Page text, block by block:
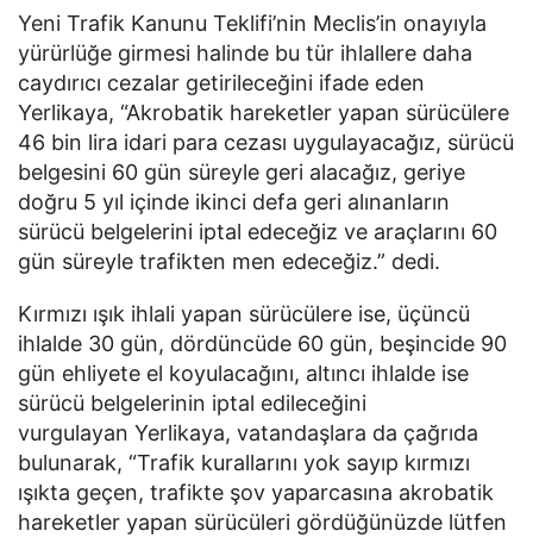
Yeni Trafik Kanunu Teklifi’nin Meclis’in onayıyla
yürürlüğe girmesi halinde bu tür ihlallere daha
caydırıcı cezalar getirileceğini ifade eden
Yerlikaya, “Akrobatik hareketler yapan sürücülere
46 bin lira idari para cezası uygulayacağız, sürücü
belgesini 60 gün süreyle geri alacağız, geriye
doğru 5 yıl içinde ikinci defa geri alınanların
sürücü belgelerini iptal edeceğiz ve araçlarını 60
gün süreyle trafikten men edeceğiz.” dedi.
Kırmızı ışık ihlali yapan sürücülere ise, üçüncü
ihlalde 30 gün, dördüncüde 60 gün, beşincide 90
gün ehliyete el koyulacağını, altıncı ihlalde ise
sürücü belgelerinin iptal edileceğini
vurgulayan Yerlikaya, vatandaşlara da çağrıda
bulunarak, “Trafik kurallarını yok sayıp kırmızı
ışıkta geçen, trafikte şov yaparcasına akrobatik
hareketler yapan sürücüleri gördüğünüzde lütfen